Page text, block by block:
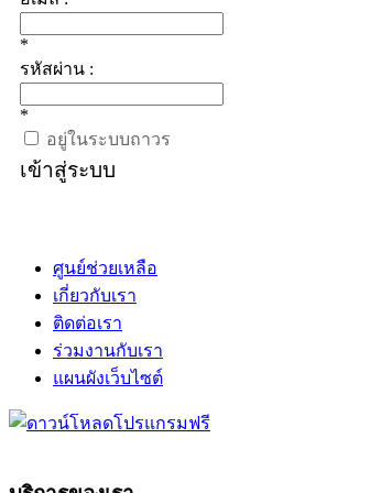
*
รหัสผ่าน :
*
อยู่ในระบบถาวร
เข้าสู่ระบบ
ศูนย์ช่วยเหลือ
เกี่ยวกับเรา
ติดต่อเรา
ร่วมงานกับเรา
แผนผังเว็บไซต์